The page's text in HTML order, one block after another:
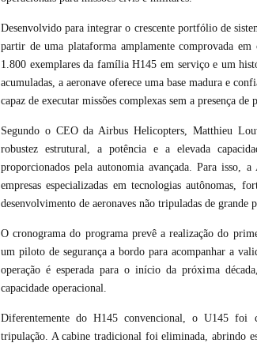
Desenvolvido para integrar o crescente portfólio de
partir de uma plataforma amplamente comprovada
1.800 exemplares da família H145 em serviço e um
acumuladas, a aeronave oferece uma base madura e
capaz de executar missões complexas sem a presença de
Segundo o CEO da Airbus Helicopters, Matthieu
robustez estrutural, a potência e a elevada
proporcionados pela autonomia avançada. Para isso,
empresas especializadas em tecnologias autônomas,
desenvolvimento de aeronaves não tripuladas de grande
O cronograma do programa prevê a realização do
um piloto de segurança a bordo para acompanhar a
operação é esperada para o início da próxima
capacidade operacional.
Diferentemente do H145 convencional, o U145 foi
tripulação. A cabine tradicional foi eliminada, abrindo